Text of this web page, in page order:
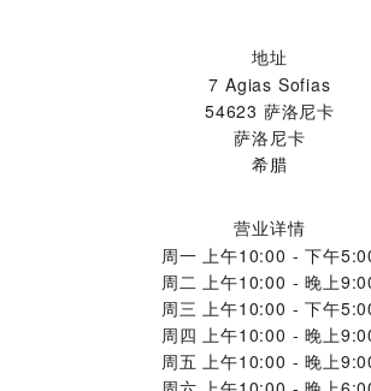
地址
7 Agias Sofias
54623 萨洛尼卡
萨洛尼卡
希腊
营业详情
周一 上午10:00 - 下午
周二
上午10:00 - 晚上
周三 上午10:00 - 下午
周四 上午10:00 - 晚上
周五 上午10:00 - 晚上